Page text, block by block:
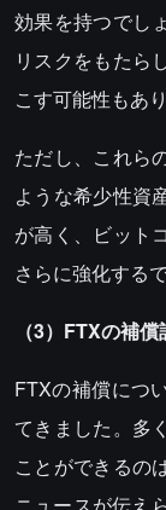
効果を持つでし
リスクをもたら
こす可能性もあり
ただし、これら
ような希少性資
が高く、ビット
さらに強化する
（3）FTXの補
FTXの補償につ
てきました。多
ことができるの